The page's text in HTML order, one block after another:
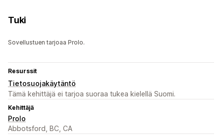
Tuki
Sovellustuen tarjoaa Prolo.
Resurssit
Tietosuojakäytäntö
Tämä kehittäjä ei tarjoa suoraa tukea kielellä Suomi.
Kehittäjä
Prolo
Abbotsford, BC, CA